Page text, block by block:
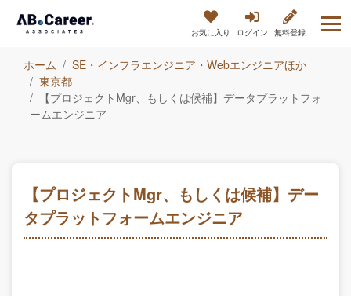
お気に入り ログイン 無料登録
ホーム
SE・インフラエンジニア・Webエンジニアほか
東京都
【プロジェクトMgr、もしくは候補】データプラットフォ
ームエンジニア
【プロジェクトMgr、もしくは候補】デー
タプラットフォームエンジニア